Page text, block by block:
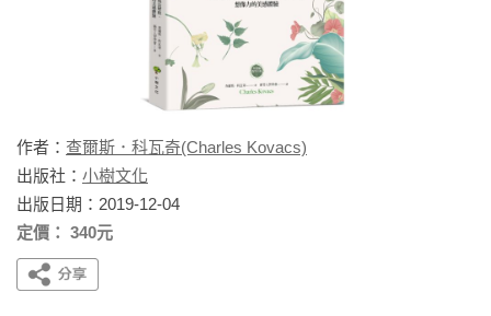
作者： 查爾斯．科瓦奇(Charles Kovacs)
出版社： 小樹文化
出版日期：2019-12-04
定價： 340元